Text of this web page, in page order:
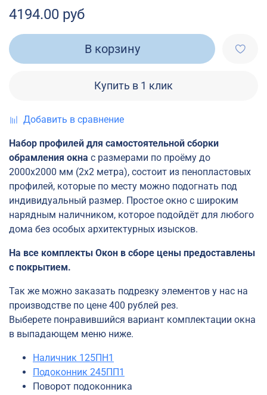
4194.00 руб
В корзину
Купить в 1 клик
Добавить в сравнение
Набор профилей для самостоятельной сборки
обрамления окна с размерами по проёму до
2000х2000 мм (2х2 метра), состоит из пенопластовых
профилей, которые по месту можно подогнать под
индивидуальный размер. Простое окно с широким
нарядным наличником, которое подойдёт для любого
дома без особых архитектурных изысков.
На все комплекты Окон в сборе цены предоставлены
с покрытием.
Так же можно заказать подрезку элементов у нас на
производстве по цене 400 рублей рез.
Выберете понравившийся вариант комплектации окна
в выпадающем меню ниже.
Наличник 125ПН1
Подоконник 245ПП1
Поворот подоконника